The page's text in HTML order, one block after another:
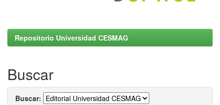
Repositorio Universidad CESMAG
Buscar
Buscar: